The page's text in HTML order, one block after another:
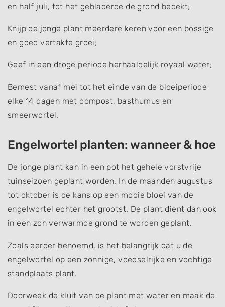
en half juli, tot het gebladerde de grond bedekt;
Knijp de jonge plant meerdere keren voor een bossige
en goed vertakte groei;
Geef in een droge periode herhaaldelijk royaal water;
Bemest vanaf mei tot het einde van de bloeiperiode
elke 14 dagen met compost, basthumus en
smeerwortel.
Engelwortel planten: wanneer & hoe
De jonge plant kan in een pot het gehele vorstvrije
tuinseizoen geplant worden. In de maanden augustus
tot oktober is de kans op een mooie bloei van de
engelwortel echter het grootst. De plant dient dan ook
in een zon verwarmde grond te worden geplant.
Zoals eerder benoemd, is het belangrijk dat u de
engelwortel op een zonnige, voedselrijke en vochtige
standplaats plant.
Doorweek de kluit van de plant met water en maak de